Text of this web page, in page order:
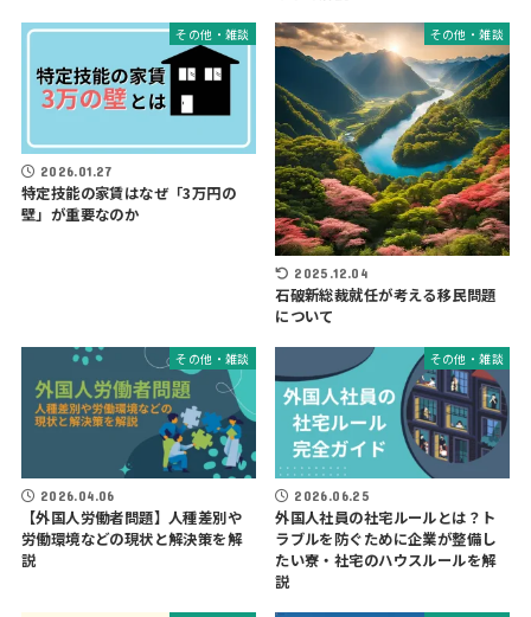
その他・雑談
2026.01.27
特定技能の家賃はなぜ「3万円の
壁」が重要なのか
その他・雑談
2025.12.04
石破新総裁就任が考える移民問題
について
その他・雑談
2026.04.06
【外国人労働者問題】人種差別や
労働環境などの現状と解決策を解
説
その他・雑談
2026.06.25
外国人社員の社宅ルールとは？ト
ラブルを防ぐために企業が整備し
たい寮・社宅のハウスルールを解
説